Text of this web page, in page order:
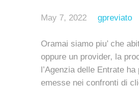
May 7, 2022 gpreviato
Oramai siamo piu’ che
oppure un provider, la
l’Agenzia delle Entrate
emesse nei confronti di